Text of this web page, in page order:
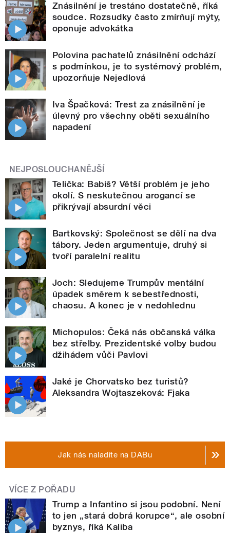
Znásilnění je trestáno dostatečně, říká
soudce. Rozsudky často zmírňují mýty,
oponuje advokátka
Polovina pachatelů znásilnění odchází
s podmínkou, je to systémový problém,
upozorňuje Nejedlová
Iva Špačková: Trest za znásilnění je
úlevný pro všechny oběti sexuálního
napadení
NEJPOSLOUCHANĚJŠÍ
Telička: Babiš? Větší problém je jeho
okolí. S neskutečnou arogancí se
přikrývají absurdní věci
Bartkovský: Společnost se dělí na dva
tábory. Jeden argumentuje, druhý si
tvoří paralelní realitu
Joch: Sledujeme Trumpův mentální
úpadek směrem k sebestřednosti,
chaosu. A konec je v nedohlednu
Michopulos: Čeká nás občanská válka
bez střelby. Prezidentské volby budou
džihádem vůči Pavlovi
Jaké je Chorvatsko bez turistů?
Aleksandra Wojtaszeková: Fjaka
Jak nás naladíte na DABu
VÍCE Z POŘADU
Trump a Infantino si jsou podobní. Není
to jen „stará dobrá korupce“, ale osobní
byznys, říká Kaliba